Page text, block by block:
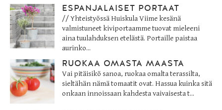
ESPANJALAISET PORTAAT
// Yhteistyössä Huiskula Viime kesänä
valmistuneet kiviportaamme tuovat mieleeni
aina tuulahduksen etelästä. Portaille paistaa
aurinko...
RUOKAA OMASTA MAASTA
Vai pitäisikö sanoa, ruokaa omalta terassilta,
sieltähän nämä tomaatit ovat. Hassua kuinka sitä
onkaan innoissaan kahdesta vaivaisesta t...